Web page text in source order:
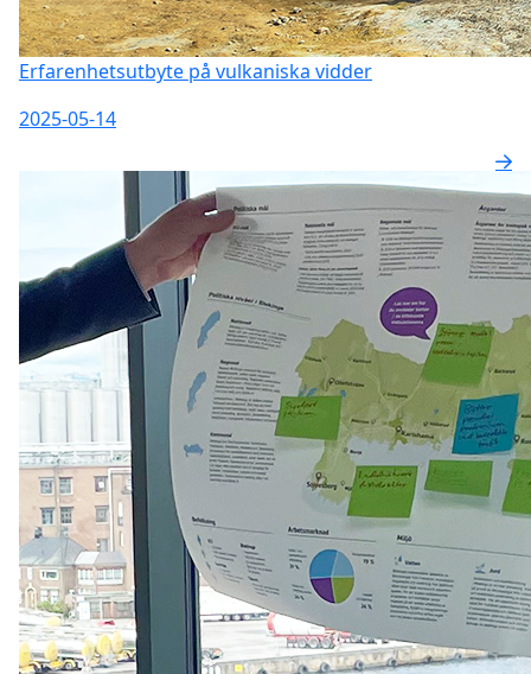
Erfarenhetsutbyte på vulkaniska vidder
2025-05-14